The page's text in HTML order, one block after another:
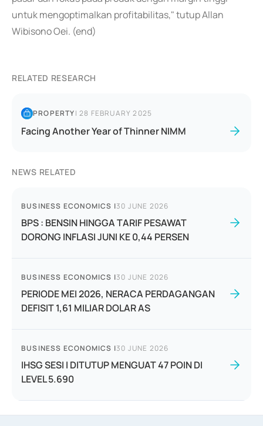
untuk mengoptimalkan profitabilitas," tutup Allan
Wibisono Oei. (end)
RELATED RESEARCH
PROPERTY|28 FEBRUARY 2025
Facing Another Year of Thinner NIMM
NEWS RELATED
BUSINESS ECONOMICS |30 JUNE 2026
BPS : BENSIN HINGGA TARIF PESAWAT
DORONG INFLASI JUNI KE 0,44 PERSEN
BUSINESS ECONOMICS |30 JUNE 2026
PERIODE MEI 2026, NERACA PERDAGANGAN
DEFISIT 1,61 MILIAR DOLAR AS
BUSINESS ECONOMICS |30 JUNE 2026
IHSG SESI I DITUTUP MENGUAT 47 POIN DI
LEVEL 5.690